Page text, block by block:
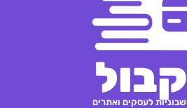
לעסקים ואתרים